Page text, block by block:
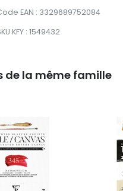
EAN : 3329689752084
KFY : 1549432
de la même famille